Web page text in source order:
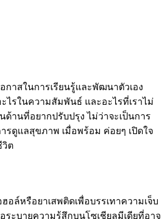
าสในการเรียนรู้และพัฒนาตัวเอง
ไรในความสัมพันธ์ และอะไรที่เราไม่
ด้านที่อยากปรับปรุง ไม่ว่าจะเป็นการ
รดูแลสุขภาพ เมื่อพร้อม ค่อยๆ เปิดใจ
วิต
อล์หรือยาเสพติดเพื่อบรรเทาความเจ็บ
ระบายความรู้สึกบนโซเชียลมีเดียที่อาจ